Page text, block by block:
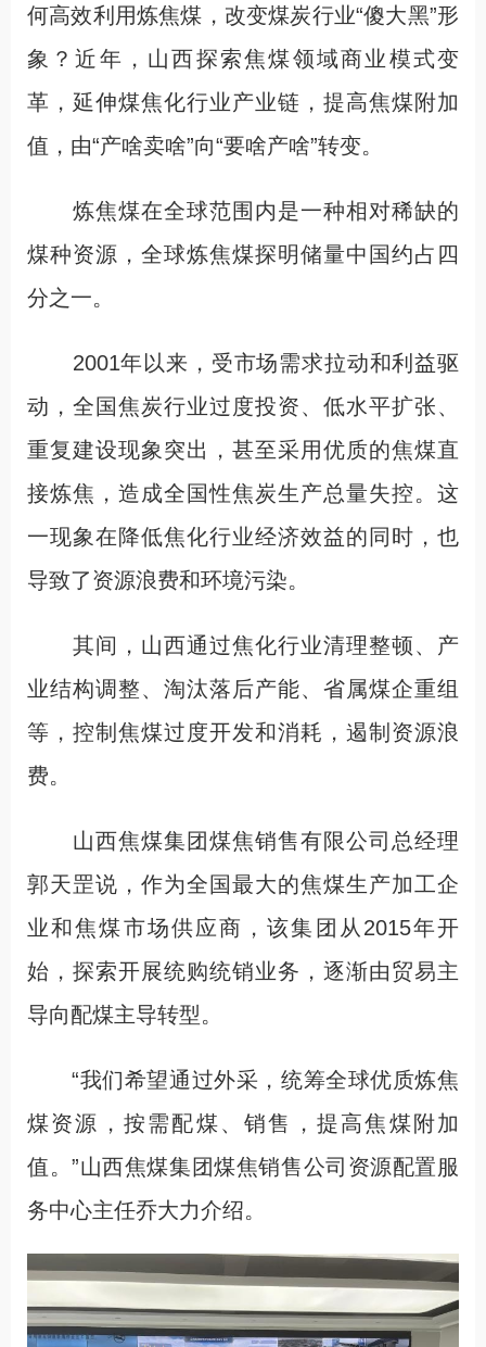
何高效利用炼焦煤，改变煤炭行业“傻大黑”形
象？近年，山西探索焦煤领域商业模式变
革，延伸煤焦化行业产业链，提高焦煤附加
值，由“产啥卖啥”向“要啥产啥”转变。
炼焦煤在全球范围内是一种相对稀缺的
煤种资源，全球炼焦煤探明储量中国约占四
分之一。
2001年以来，受市场需求拉动和利益驱
动，全国焦炭行业过度投资、低水平扩张、
重复建设现象突出，甚至采用优质的焦煤直
接炼焦，造成全国性焦炭生产总量失控。这
一现象在降低焦化行业经济效益的同时，也
导致了资源浪费和环境污染。
其间，山西通过焦化行业清理整顿、产
业结构调整、淘汰落后产能、省属煤企重组
等，控制焦煤过度开发和消耗，遏制资源浪
费。
山西焦煤集团煤焦销售有限公司总经理
郭天罡说，作为全国最大的焦煤生产加工企
业和焦煤市场供应商，该集团从2015年开
始，探索开展统购统销业务，逐渐由贸易主
导向配煤主导转型。
“我们希望通过外采，统筹全球优质炼焦
煤资源，按需配煤、销售，提高焦煤附加
值。”山西焦煤集团煤焦销售公司资源配置服
务中心主任乔大力介绍。